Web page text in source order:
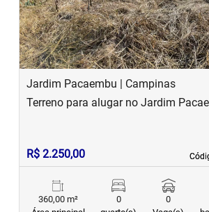
Jardim Pacaembu | Campinas
Terreno para alugar no Jardim
R$ 2.250,00
360,00 m²
0
0